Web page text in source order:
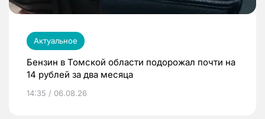
Актуальное
Бензин в Томской области подорожал почти на
14 рублей за два месяца
14:35 / 06.08.26